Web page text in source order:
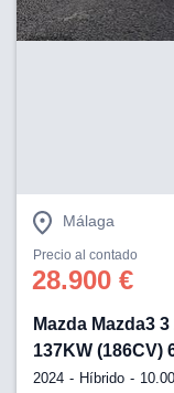
Málaga
Precio al contado
28.900 €
Mazda Mazda3
137KW (186CV)
2024 Híbrido